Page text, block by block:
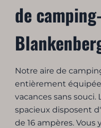
de
Notre aire de
entièrement
vacances sans
spacieux disposent
de 16 ampères.